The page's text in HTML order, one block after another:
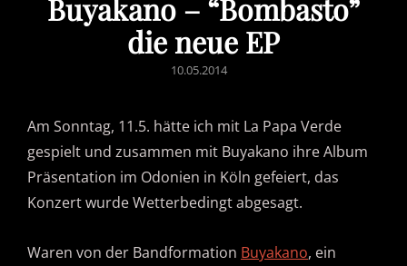
Buyakano – “Bombasto”
die neue EP
POSTED
10.05.2014
Am Sonntag, 11.5. hätte ich mit La Papa Verde
gespielt und zusammen mit Buyakano ihre Album
Präsentation im Odonien in Köln gefeiert, das
Konzert wurde Wetterbedingt abgesagt.
Waren von der Bandformation Buyakano, ein